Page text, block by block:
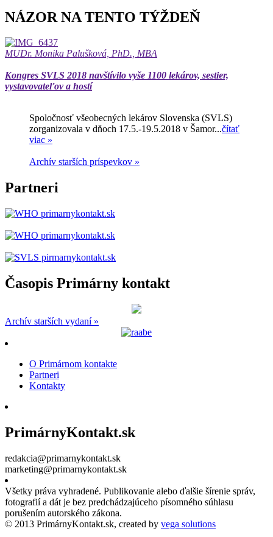
NÁZOR NA TENTO TÝŽDEŇ
MUDr. Monika Palušková, PhD., MBA
Kongres SVLS 2018 navštívilo vyše 1100 lekárov, sestier,
vystavovateľov a hostí
Spoločnosť všeobecných lekárov Slovenska (SVLS)
zorganizovala v dňoch 17.5.-19.5.2018 v Šamor...čítať
viac »
Archív starších príspevkov »
Partneri
Časopis Primárny kontakt
Archív starších vydaní »
O Primárnom kontakte
Partneri
Kontakty
PrimárnyKontakt.sk
redakcia@primarnykontakt.sk
marketing@primarnykontakt.sk
Všetky práva vyhradené. Publikovanie alebo ďalšie šírenie správ,
fotografií a dát je bez predchádzajúceho písomného súhlasu
porušením autorského zákona.
© 2013 PrimárnyKontakt.sk, created by vega solutions